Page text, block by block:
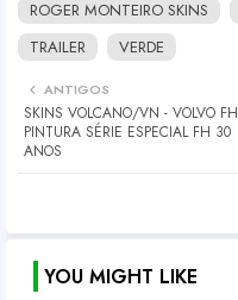
ROGER MONTEIRO SKINS
TRAILER
VERDE
ANTIGOS
SKINS VOLCANO/VN - VOLVO FH
PINTURA SÉRIE ESPECIAL FH 30
ANOS
YOU MIGHT LIKE